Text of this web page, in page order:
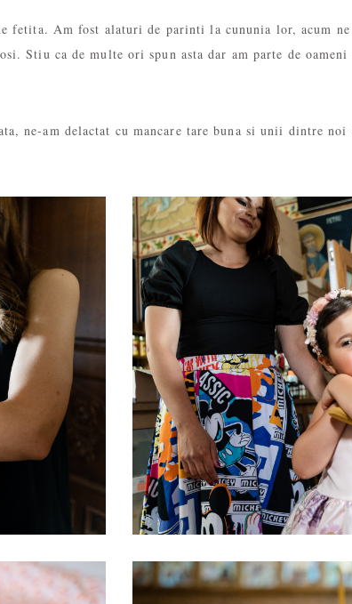
fetita. Am fost alaturi de parinti la cununia lor, acum
Stiu ca de multe ori spun asta dar am parte de
ne-am delactat cu mancare tare buna si unii dintre